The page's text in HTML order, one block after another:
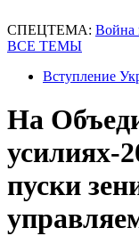
СПЕЦТЕМА: Война
ВСЕ ТЕМЫ
Вступление
На
усилиях-
пуски